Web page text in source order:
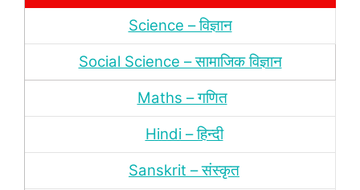
Science – विज्ञान
Social Science – सामाजिक विज्ञान
Maths – गणित
Hindi – हिन्‍दी
Sanskrit – संस्‍कृत